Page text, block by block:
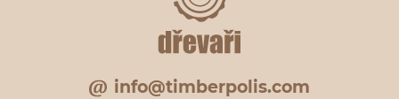
info@timberpolis.com